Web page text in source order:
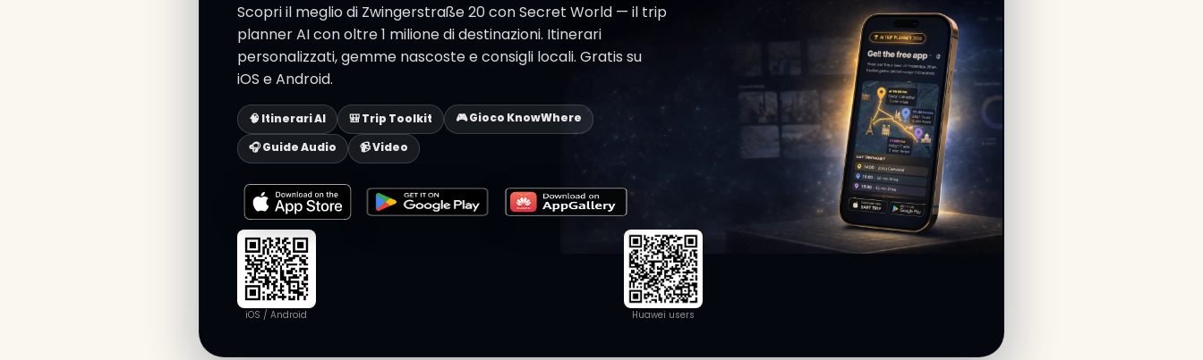
Scopri il meglio di Zwingerstraße 20 con Secret World — il trip
planner AI con oltre 1 milione di destinazioni. Itinerari
personalizzati, gemme nascoste e consigli locali. Gratis su
iOS e Android.
🧠 Itinerari AI 🎒 Trip Toolkit
🎮 Gioco KnowWhere
🎧 Guide Audio
📹 Video
iOS / Android Huawei users